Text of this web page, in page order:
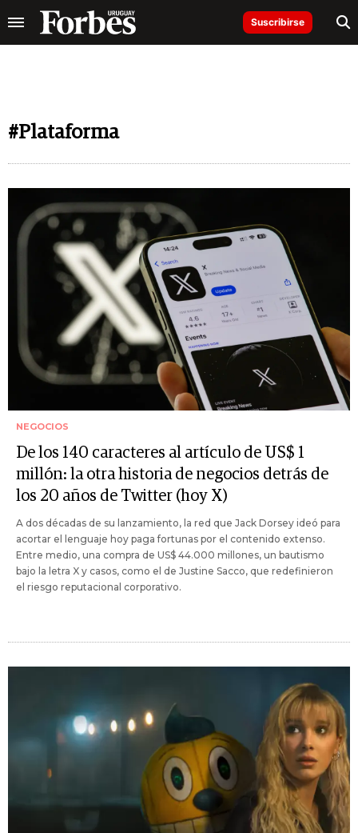
Suscribirse
#Plataforma
NEGOCIOS
De los 140 caracteres al artículo de US$ 1
millón: la otra historia de negocios detrás de
los 20 años de Twitter (hoy X)
A dos décadas de su lanzamiento, la red que Jack Dorsey ideó para
acortar el lenguaje hoy paga fortunas por el contenido extenso.
Entre medio, una compra de US$ 44.000 millones, un bautismo
bajo la letra X y casos, como el de Justine Sacco, que redefinieron
el riesgo reputacional corporativo.